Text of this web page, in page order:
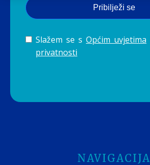
Pribilježi se
Slažem se s Općim uvjetima
privatnosti
NAVIGACIJA